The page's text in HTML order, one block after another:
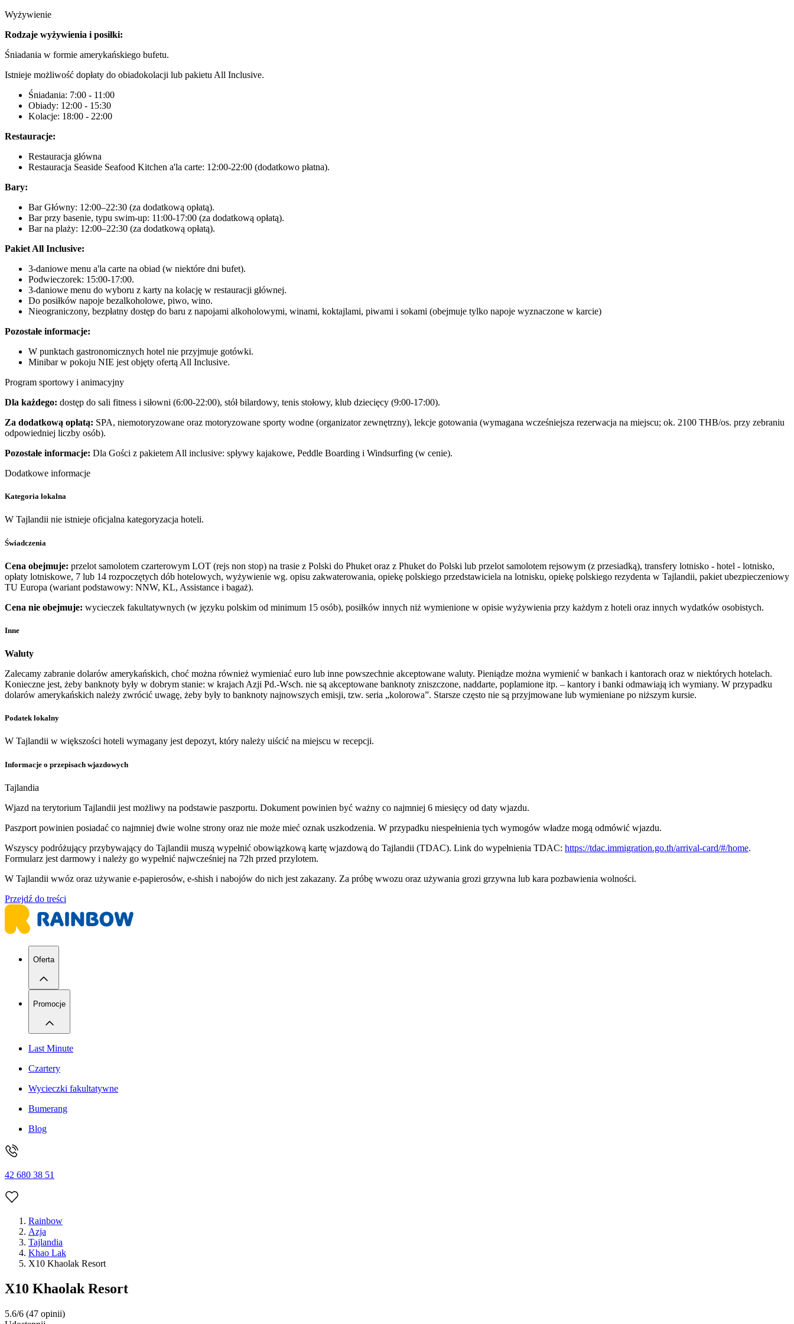
Wyżywienie
Rodzaje wyżywienia i posiłki:
Śniadania w formie amerykańskiego bufetu.
Istnieje możliwość dopłaty do obiadokolacji lub pakietu All Inclusive.
Śniadania: 7:00 - 11:00
Obiady: 12:00 - 15:30
Kolacje: 18:00 - 22:00
Restauracje:
Restauracja główna
Restauracja Seaside Seafood Kitchen a'la carte: 12:00-22:00 (dodatkowo płatna).
Bary:
Bar Główny: 12:00–22:30 (za dodatkową opłatą).
Bar przy basenie, typu swim-up: 11:00-17:00 (za dodatkową opłatą).
Bar na plaży: 12:00–22:30 (za dodatkową opłatą).
Pakiet All Inclusive:
3-daniowe menu a'la carte na obiad (w niektóre dni bufet).
Podwieczorek: 15:00-17:00.
3-daniowe menu do wyboru z karty na kolację w restauracji głównej.
Do posiłków napoje bezalkoholowe, piwo, wino.
Nieograniczony, bezpłatny dostęp do baru z napojami alkoholowymi, winami, koktajlami, piwami i sokami (obejmuje tylko napoje wyznaczone w karcie)
Pozostałe informacje:
W punktach gastronomicznych hotel nie przyjmuje gotówki.
Minibar w pokoju NIE jest objęty ofertą All Inclusive.
Program sportowy i animacyjny
Dla każdego: dostęp do sali fitness i siłowni (6:00-22:00), stół bilardowy, tenis stołowy, klub dziecięcy (9:00-17:00).
Za dodatkową opłatą: SPA, niemotoryzowane oraz motoryzowane sporty wodne (organizator zewnętrzny), lekcje gotowania (wymagana wcześniejsza rezerwacja na miejscu; ok. 2100 THB/os. przy zebraniu
odpowiedniej liczby osób).
Pozostałe informacje: Dla Gości z pakietem All inclusive: spływy kajakowe, Peddle Boarding i Windsurfing (w cenie).
Dodatkowe informacje
Kategoria lokalna
W Tajlandii nie istnieje oficjalna kategoryzacja hoteli.
Świadczenia
Cena obejmuje: przelot samolotem czarterowym LOT (rejs non stop) na trasie z Polski do Phuket oraz z Phuket do Polski lub przelot samolotem rejsowym (z przesiadką), transfery lotnisko - hotel - lotnisko,
opłaty lotniskowe, 7 lub 14 rozpoczętych dób hotelowych, wyżywienie wg. opisu zakwaterowania, opiekę polskiego przedstawiciela na lotnisku, opiekę polskiego rezydenta w Tajlandii, pakiet ubezpieczeniowy
TU Europa (wariant podstawowy: NNW, KL, Assistance i bagaż).
Cena nie obejmuje: wycieczek fakultatywnych (w języku polskim od minimum 15 osób), posiłków innych niż wymienione w opisie wyżywienia przy każdym z hoteli oraz innych wydatków osobistych.
Inne
Waluty
Zalecamy zabranie dolarów amerykańskich, choć można również wymieniać euro lub inne powszechnie akceptowane waluty. Pieniądze można wymienić w bankach i kantorach oraz w niektórych hotelach.
Konieczne jest, żeby banknoty były w dobrym stanie: w krajach Azji Pd.-Wsch. nie są akceptowane banknoty zniszczone, naddarte, poplamione itp. – kantory i banki odmawiają ich wymiany. W przypadku
dolarów amerykańskich należy zwrócić uwagę, żeby były to banknoty najnowszych emisji, tzw. seria „kolorowa”. Starsze często nie są przyjmowane lub wymieniane po niższym kursie.
Podatek lokalny
W Tajlandii w większości hoteli wymagany jest depozyt, który należy uiścić na miejscu w recepcji.
Informacje o przepisach wjazdowych
Tajlandia
Wjazd na terytorium Tajlandii jest możliwy na podstawie paszportu. Dokument powinien być ważny co najmniej 6 miesięcy od daty wjazdu.
Paszport powinien posiadać co najmniej dwie wolne strony oraz nie może mieć oznak uszkodzenia. W przypadku niespełnienia tych wymogów władze mogą odmówić wjazdu.
Wszyscy podróżujący przybywający do Tajlandii muszą wypełnić obowiązkową kartę wjazdową do Tajlandii (TDAC). Link do wypełnienia TDAC: https://tdac.immigration.go.th/arrival-card/#/home.
Formularz jest darmowy i należy go wypełnić najwcześniej na 72h przed przylotem.
W Tajlandii wwóz oraz używanie e-papierosów, e-shish i nabojów do nich jest zakazany. Za próbę wwozu oraz używania grozi grzywna lub kara pozbawienia wolności.
Przejdź do treści
Oferta
Promocje
Last Minute
Czartery
Wycieczki fakultatywne
Bumerang
Blog
42 680 38 51
Rainbow
Azja
Tajlandia
Khao Lak
X10 Khaolak Resort
X10 Khaolak Resort
5.6/6 (47 opinii)